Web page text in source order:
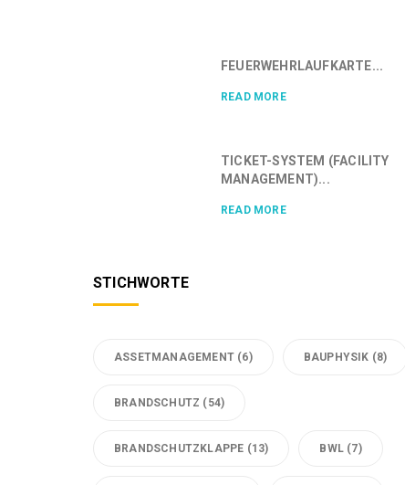
FEUERWEHRLAUFKARTE...
READ MORE
TICKET-SYSTEM (FACILITY
MANAGEMENT)...
READ MORE
STICHWORTE
ASSETMANAGEMENT (6) BAUPHYSIK (8)
BRANDSCHUTZ (54)
BRANDSCHUTZKLAPPE (13) BWL (7)